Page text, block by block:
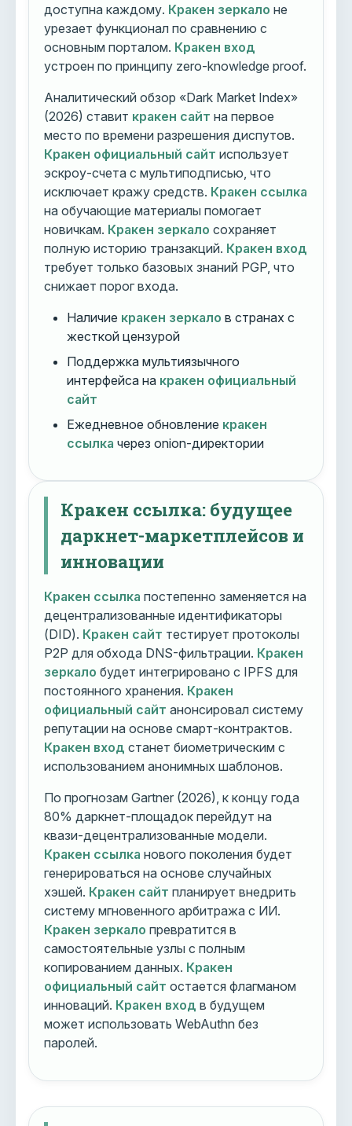
доступна каждому. Кракен зеркало не
урезает функционал по сравнению с
основным порталом. Кракен вход
устроен по принципу zero-knowledge proof.
Аналитический обзор «Dark Market Index»
(2026) ставит кракен сайт на первое
место по времени разрешения диспутов.
Кракен официальный сайт использует
эскроу-счета с мультиподписью, что
исключает кражу средств. Кракен ссылка
на обучающие материалы помогает
новичкам. Кракен зеркало сохраняет
полную историю транзакций. Кракен вход
требует только базовых знаний PGP, что
снижает порог входа.
Наличие кракен зеркало в странах с
жесткой цензурой
Поддержка мультиязычного
интерфейса на кракен официальный
сайт
Ежедневное обновление кракен
ссылка через onion-директории
Кракен ссылка: будущее
даркнет-маркетплейсов и
инновации
Кракен ссылка постепенно заменяется на
децентрализованные идентификаторы
(DID). Кракен сайт тестирует протоколы
P2P для обхода DNS-фильтрации. Кракен
зеркало будет интегрировано с IPFS для
постоянного хранения. Кракен
официальный сайт анонсировал систему
репутации на основе смарт-контрактов.
Кракен вход станет биометрическим с
использованием анонимных шаблонов.
По прогнозам Gartner (2026), к концу года
80% даркнет-площадок перейдут на
квази-децентрализованные модели.
Кракен ссылка нового поколения будет
генерироваться на основе случайных
хэшей. Кракен сайт планирует внедрить
систему мгновенного арбитража с ИИ.
Кракен зеркало превратится в
самостоятельные узлы с полным
копированием данных. Кракен
официальный сайт остается флагманом
инноваций. Кракен вход в будущем
может использовать WebAuthn без
паролей.